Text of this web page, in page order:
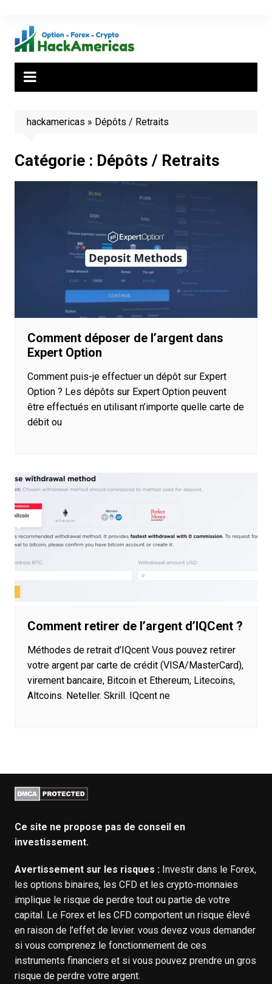
contenu
hackamericas » Dépôts / Retraits
Catégorie : Dépôts / Retraits
Comment déposer de l’argent dans
Expert Option
Comment puis-je effectuer un dépôt sur Expert
Option ? Les dépôts sur Expert Option peuvent
être effectués en utilisant n’importe quelle carte de
débit ou
Comment retirer de l’argent d’IQCent ?
Méthodes de retrait d’IQcent Vous pouvez retirer
votre argent par carte de crédit (VISA/MasterCard),
virement bancaire, Bitcoin et Ethereum, Litecoins,
Altcoins. Neteller. Skrill. IQcent ne
Ce site ne propose pas de conseil en
investissement.
Avertissement sur les risques :Investir dans le Forex,
les options binaires, les CFD et les crypto-monnaies
implique le risque de perdre tout ou partie de votre
capital. Le Forex et les CFD comportent un risque élevé
en raison de l’effet de levier. vous devez vous demander
si vous comprenez le fonctionnement de ces
instruments financiers et si vous pouvez prendre un gros
risque de perdre votre argent.